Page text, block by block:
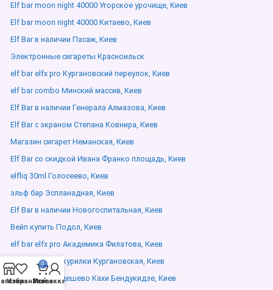
Elf bar moon night 40000 Угорское урочище, Киев
Elf bar moon night 40000 Китаево, Киев
Elf Bar в наличии Пасаж, Киев
Электронные сигареты Красноильск
elf bar elfx pro Кургановский переулок, Киев
elf bar combo Минский массив, Киев
Elf Bar в наличии Генерала Алмазова, Киев
Elf Bar с экраном Степана Ковнира, Киев
Магазин сигарет Неманская, Киев
Elf Bar со скидкой Ивана Франко площадь, Киев
elfliq 30ml Голосеево, Киев
эльф бар Эспланадная, Киев
Elf Bar в наличии Новогоспитальная, Киев
Вейп купить Подол, Киев
elf bar elfx pro Академика Филатова, Киев
Электронные курилки Кургановская, Киев
Elf Bar купить дешево Кахи Бендукидзе, Киев
Избранное
0
Заказ
Мой аккаунт